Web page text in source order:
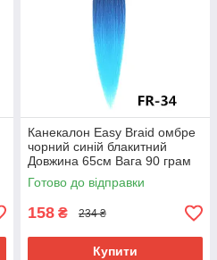
Канекалон Easy Braid омбре
чорний синій блакитний
Довжина 65см Вага 90 грам
Низькотемпературний 100-
150°С FR-34
Готово до відправки
158 ₴ 234 ₴
Купити